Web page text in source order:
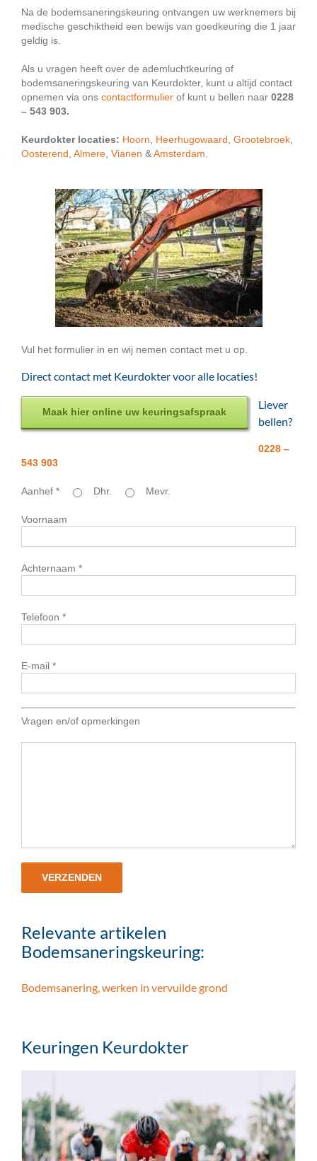
Na de bodemsaneringskeuring ontvangen uw werknemers bij
medische geschiktheid een bewijs van goedkeuring die 1 jaar
geldig is.
Als u vragen heeft over de ademluchtkeuring of
bodemsaneringskeuring van Keurdokter, kunt u altijd contact
opnemen via ons contactformulier of kunt u bellen naar 0228
– 543 903.
Keurdokter locaties: Hoorn Heerhugowaard Grootebroek
Oosterend Almere Vianen &Amsterdam
Vul het formulier in en wij nemen contact met u op.
Direct contact met Keurdokter voor alle locaties!
Maak hier online uw keuringsafspraak
Liever
bellen?
0228 –
543 903
Aanhef * Dhr. Mevr.
Voornaam
Achternaam *
Telefoon *
E-mail *
Vragen en/of opmerkingen
Relevante artikelen
Bodemsaneringskeuring:
Bodemsanering, werken in vervuilde grond
Keuringen Keurdokter